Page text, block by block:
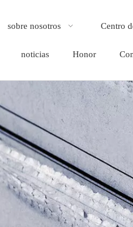
sobre nosotros Centro
noticias Honor